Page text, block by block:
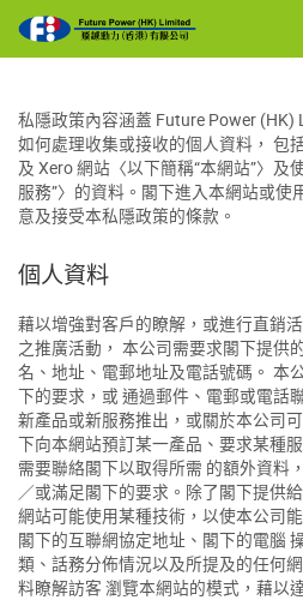
私隱政策內容涵蓋 Future Power (HK)
如何處理收集或接收的個人資料， 包
及 Xero 網站〈以下簡稱“本網站”〉及
服務”〉的資料。閣下進入本網站或使
意及接受本私隱政策的條款。
個人資料
藉以增強對客戶的瞭解，或進行直銷
之推廣活動， 本公司需要求閣下提供
名、地址、電郵地址及電話號碼。 本
下的要求，或 通過郵件、電郵或電話
新產品或新服務推出，或關於本公司
下向本網站預訂某一產品、要求某種
需要聯絡閣下以取得所需 的額外資料
／或滿足閣下的要求。除了閣下提供
網站可能使用某種技術，以使本公司
閣下的互聯網協定地址、閣下的電腦
類、話務分佈情況以及所提及的任何
料瞭解訪客 瀏覽本網站的模式，藉以